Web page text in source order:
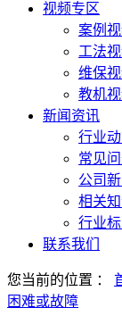
视频专区
案例
工法
维保
教机
新闻资讯
行业
常见
公司新
相关
行业
联系我们
您当前的位置 ：
困难或故障